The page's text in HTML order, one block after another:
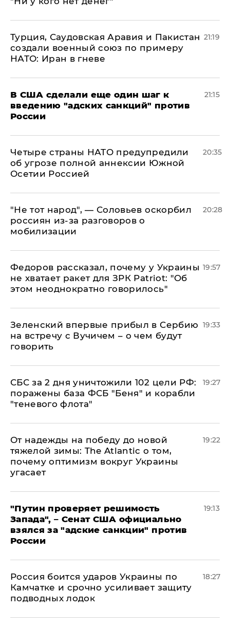
Турция, Саудовская Аравия и Пакистан
создали военный союз по примеру
НАТО: Иран в гневе
21:19
В США сделали еще один шаг к
введению "адских санкций" против
России
21:15
Четыре страны НАТО предупредили
об угрозе полной аннексии Южной
Осетии Россией
20:35
​"Не тот народ", — Соловьев оскорбил
россиян из-за разговоров о
мобилизации
20:28
Федоров рассказал, почему у Украины
не хватает ракет для ЗРК Patriot: "Об
этом неоднократно говорилось"
19:57
Зеленский впервые прибыл в Сербию
на встречу с Вучичем – о чем будут
говорить
19:33
СБС за 2 дня уничтожили 102 цели РФ:
поражены база ФСБ "Беня" и корабли
"теневого флота"
19:27
От надежды на победу до новой
тяжелой зимы: The Atlantic о том,
почему оптимизм вокруг Украины
угасает
19:22
"Путин проверяет решимость
Запада", – Сенат США официально
взялся за "адские санкции" против
России
19:13
Россия боится ударов Украины по
Камчатке и срочно усиливает защиту
подводных лодок
18:27